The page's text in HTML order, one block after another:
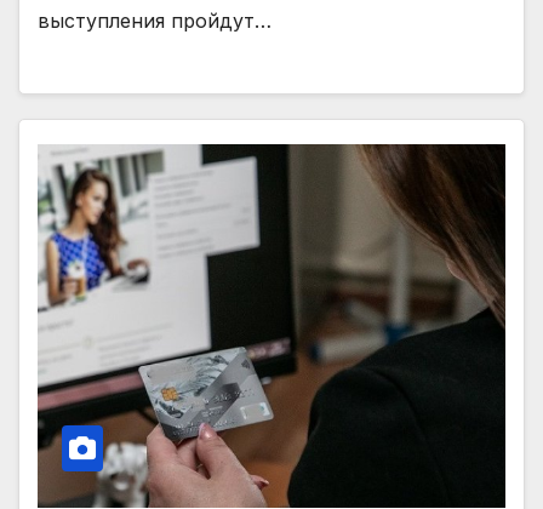
выступления пройдут…